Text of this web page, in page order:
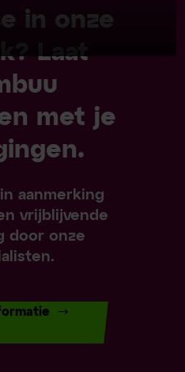
in onze
Laat
met je
aanmerking
vrijblijvende
door onze